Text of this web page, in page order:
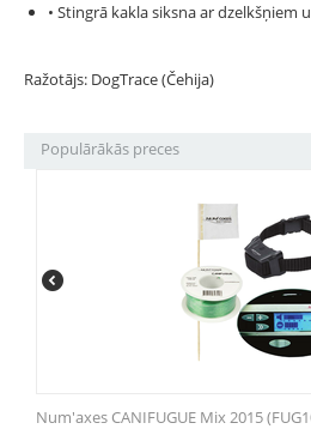
• Stingrā kakla siksna ar dzelkšņiem
Ražotājs: DogTrace (Čehija)
Populārākās preces
Num'axes CANIFUGUE Mix 2015